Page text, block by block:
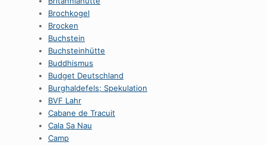
Brochkogel
Brocken
Buchstein
Buchsteinhütte
Buddhismus
Budget Deutschland
Burghaldefels; Spekulation
BVF Lahr
Cabane de Tracuit
Cala Sa Nau
Camp